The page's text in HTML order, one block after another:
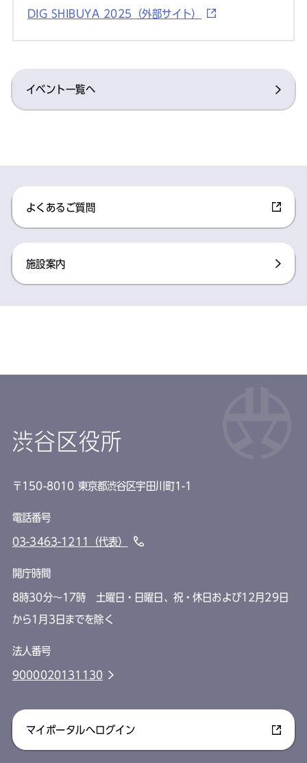
DIG SHIBUYA 2025（外部サイト）
イベント一覧へ
よくあるご質問​
施設案内​
渋谷区役所
〒150-8010 東京都渋谷区宇田川町1-1
電話番号
03-3463-1211（代表）
開庁時間
8時30分～17時 土曜日・日曜日、祝・休日および12月29日
から1月3日までを除く
法人番号
9000020131130
マイポータルへログイン